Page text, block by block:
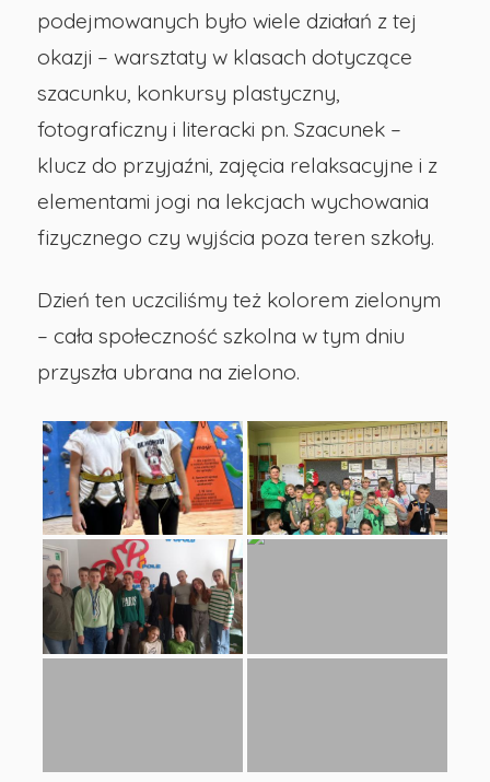
podejmowanych było wiele działań z tej
okazji – warsztaty w klasach dotyczące
szacunku, konkursy plastyczny,
fotograficzny i literacki pn. Szacunek –
klucz do przyjaźni, zajęcia relaksacyjne i z
elementami jogi na lekcjach wychowania
fizycznego czy wyjścia poza teren szkoły.
Dzień ten uczciliśmy też kolorem zielonym
– cała społeczność szkolna w tym dniu
przyszła ubrana na zielono.